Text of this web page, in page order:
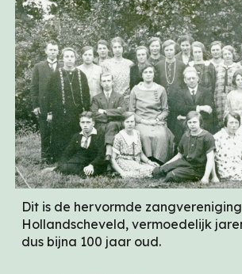
Dit is de hervormde
Hollandscheveld, vermoedelijk
dus bijna 100 jaar oud.